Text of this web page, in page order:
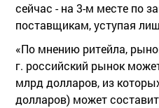
сейчас - на 3-м месте по
поставщикам, уступая
«По мнению ритейла,
г. российский рынок
млрд долларов, из
долларов) может